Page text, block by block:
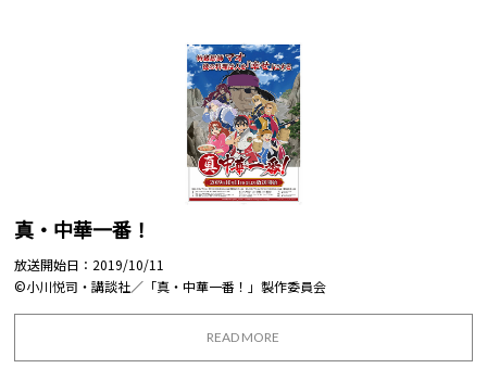
真・中華一番！
放送開始日：2019/10/11
©小川悦司・講談社／「真・中華一番！」製作委員会
READ MORE